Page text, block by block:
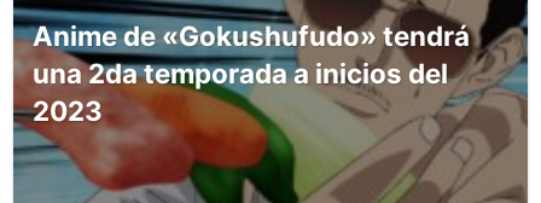
Anime de «Gokushufudo» tendrá
una 2da temporada a inicios del
2023